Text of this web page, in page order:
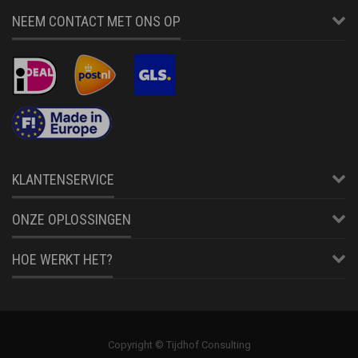
NEEM CONTACT MET ONS OP
KLANTENSERVICE
ONZE OPLOSSINGEN
HOE WERKT HET?
Copyright © Tijdhof Consulting